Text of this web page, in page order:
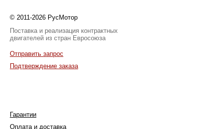
© 2011-2026 РусМотор
Поставка и реализация контрактных
двигателей из стран Евросоюза
Отправить запрос
Подтверждение заказа
Гарантии
Оплата и доставка